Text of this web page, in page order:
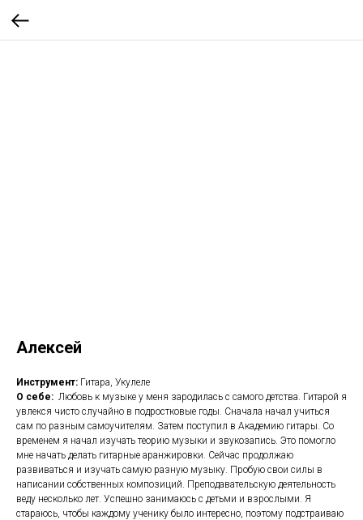
Алексей
Инструмент: Гитара, Укулеле
О себе: Любовь к музыке у меня зародилась с самого детства. Гитарой я
увлекся чисто случайно в подростковые годы. Сначала начал учиться
сам по разным самоучителям. Затем поступил в Академию гитары. Со
временем я начал изучать теорию музыки и звукозапись. Это помогло
мне начать делать гитарные аранжировки. Сейчас продолжаю
развиваться и изучать самую разную музыку. Пробую свои силы в
написании собственных композиций. Преподавательскую деятельность
веду несколько лет. Успешно занимаюсь с детьми и взрослыми. Я
стараюсь, чтобы каждому ученику было интересно, поэтому подстраиваю